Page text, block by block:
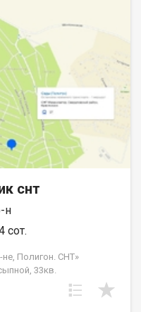
снт
н
сот.
Полигон. СНТ»
33кв.
Вода — летний
2 металлических